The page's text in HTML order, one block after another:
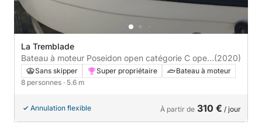
La Tremblade
Bateau à moteur Poseidon open catégorie C open
5.60
(2020)
Sans skipper Super propriétaire
Bateau à moteur
8 personnes · 5.6 m
Annulation flexible À partir de 310 € / jour